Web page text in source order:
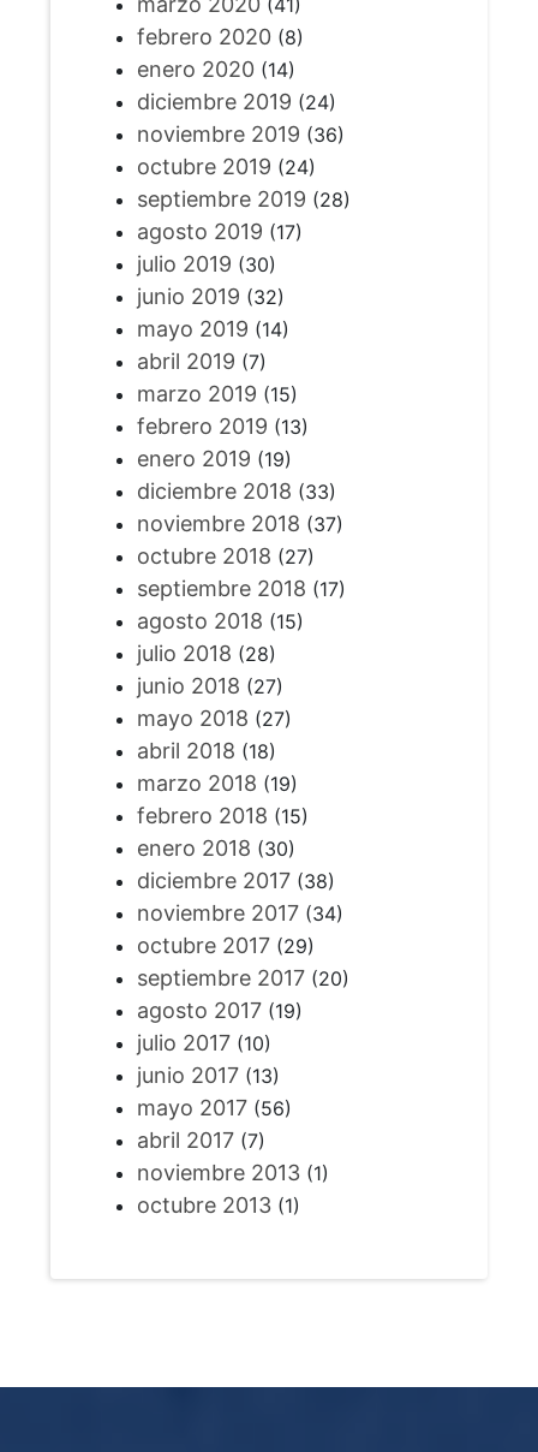
(41)
febrero 2020(8)
enero 2020(14)
diciembre 2019 (24)
noviembre 2019 (36)
octubre 2019 (24)
septiembre 2019 (28)
agosto 2019 (17)
julio 2019 (30)
junio 2019 (32)
mayo 2019 (14)
abril 2019 (7)
marzo 2019 (15)
febrero 2019 (13)
enero 2019 (19)
diciembre 2018 (33)
noviembre 2018 (37)
octubre 2018 (27)
septiembre 2018 (17)
agosto 2018 (15)
julio 2018 (28)
junio 2018 (27)
mayo 2018 (27)
abril 2018 (18)
marzo 2018 (19)
febrero 2018 (15)
enero 2018 (30)
diciembre 2017(38)
noviembre 2017(34)
octubre 2017(29)
septiembre 2017(20)
agosto 2017(19)
julio 2017(10)
junio 2017(13)
mayo 2017(56)
abril 2017(7)
noviembre 2013(1)
octubre 2013(1)